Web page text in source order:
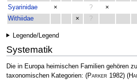
Syarinidae
× ?
×
Withiidae
× ?
Legende/Legend
Systematik
Die in Europa heimischen Familien gehören
taxonomischen Kategorien: (Parker 1982) (